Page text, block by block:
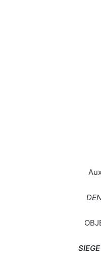
Aux
OBJET
SIEGE